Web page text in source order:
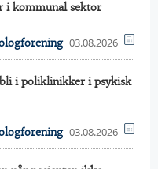
i kommunal sektor
03.08.2026
i poliklinikker i psykisk
03.08.2026